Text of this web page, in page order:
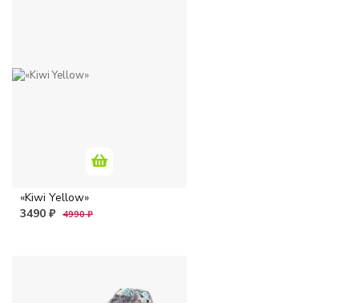
«Kiwi Yellow»
3490 ₽ 4990 ₽